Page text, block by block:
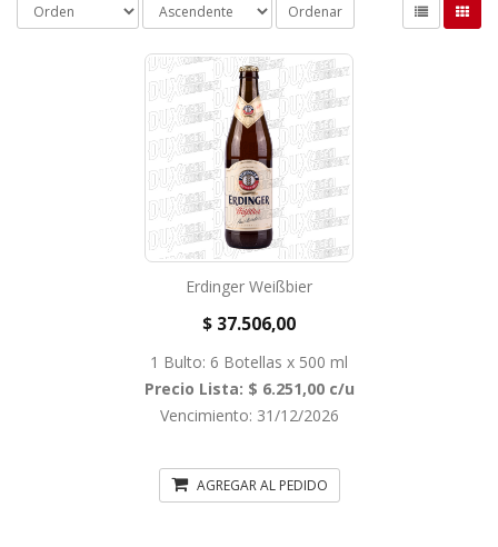
Ordenar
Erdinger Weißbier
$ 37.506,00
1 Bulto: 6 Botellas x 500 ml
Precio Lista: $ 6.251,00 c/u
Vencimiento: 31/12/2026
AGREGAR AL PEDIDO